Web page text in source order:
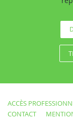
ACCÈS
CONTACT